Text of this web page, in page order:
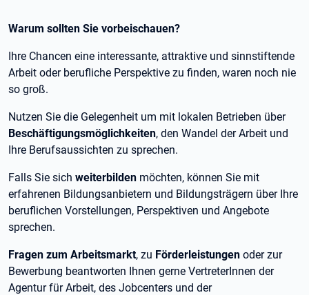
Warum sollten Sie vorbeischauen?
Ihre Chancen eine interessante, attraktive und sinnstiftende
Arbeit oder berufliche Perspektive zu finden, waren noch nie
so groß.
Nutzen Sie die Gelegenheit um mit lokalen Betrieben über
Beschäftigungsmöglichkeiten, den Wandel der Arbeit und
Ihre Berufsaussichten zu sprechen.
Falls Sie sich weiterbilden möchten, können Sie mit
erfahrenen Bildungsanbietern und Bildungsträgern über Ihre
beruflichen Vorstellungen, Perspektiven und Angebote
sprechen.
Fragen zum Arbeitsmarkt, zu Förderleistungen oder zur
Bewerbung beantworten Ihnen gerne VertreterInnen der
Agentur für Arbeit, des Jobcenters und der